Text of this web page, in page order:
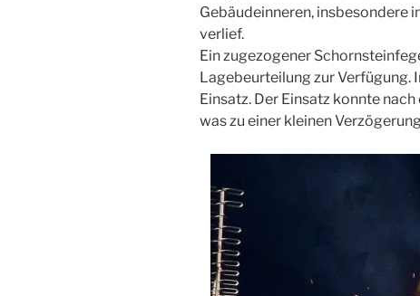
Gebäudeinneren, insbesondere
verlief.
Ein zugezogener
Lagebeurteilung zur Verfügung.
Einsatz. Der Einsatz konnte
was zu einer kleinen